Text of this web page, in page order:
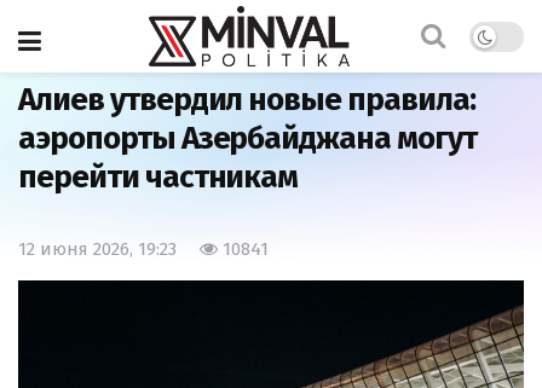
Главная Общество
Алиев утвердил новые правила:
аэропорты Азербайджана могут
перейти частникам
12 июня 2026, 19:23 10841